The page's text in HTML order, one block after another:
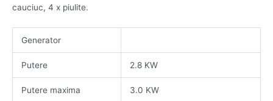
cauciuc, 4 x piulite.
Generator
Putere 2.8 KW
Putere maxima 3.0 KW